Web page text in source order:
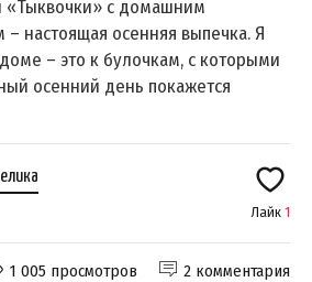
«Тыквочки» с домашним
настоящая осенняя выпечка. Я
– это к булочкам, с которыми
осенний день покажется
Лайк 1
2 комментария
1 005 просмотров